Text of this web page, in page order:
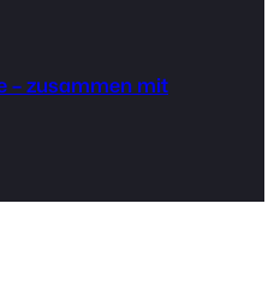
– zusammen mit